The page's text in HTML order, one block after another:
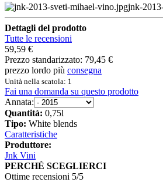
jnk-
Dettagli del prodotto
Tutte le recensioni
59,59 €
Prezzo standarizzato: 79,45 €
prezzo lordo più consegna
Unità nella scatola: 1
Fai una domanda su questo prodotto
Annata:
Quantità: 0,75l
Tipo: White blends
Caratteristiche
Produttore:
Jnk Vini
PERCHÉ SCEGLIERCI
Ottime recensioni 5/5